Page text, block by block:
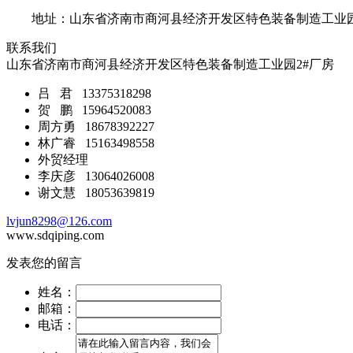
地址：山东省济南市商河县经济开发区特色装备制造工业
联系我们
山东省济南市商河县经济开发区特色装备制造工业园2#厂房
吕 君 13375318298
贺 鹏 15964520083
周方勇 18678392227
林广睿 15163498558
外贸经理
李庆彦 13064026008
谢文慧 18053639819
lvjun8298@126.com
www.sdqiping.com
发表您的留言
姓名：
邮箱：
电话：